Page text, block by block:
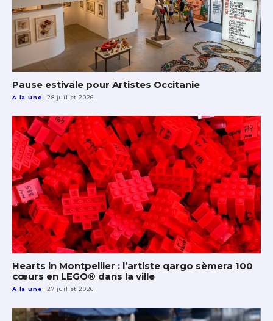
Pause estivale pour Artistes Occitanie
A la une 28 juillet 2026
Hearts in Montpellier : l’artiste qargo sèmera 100
cœurs en LEGO® dans la ville
A la une 27 juillet 2026